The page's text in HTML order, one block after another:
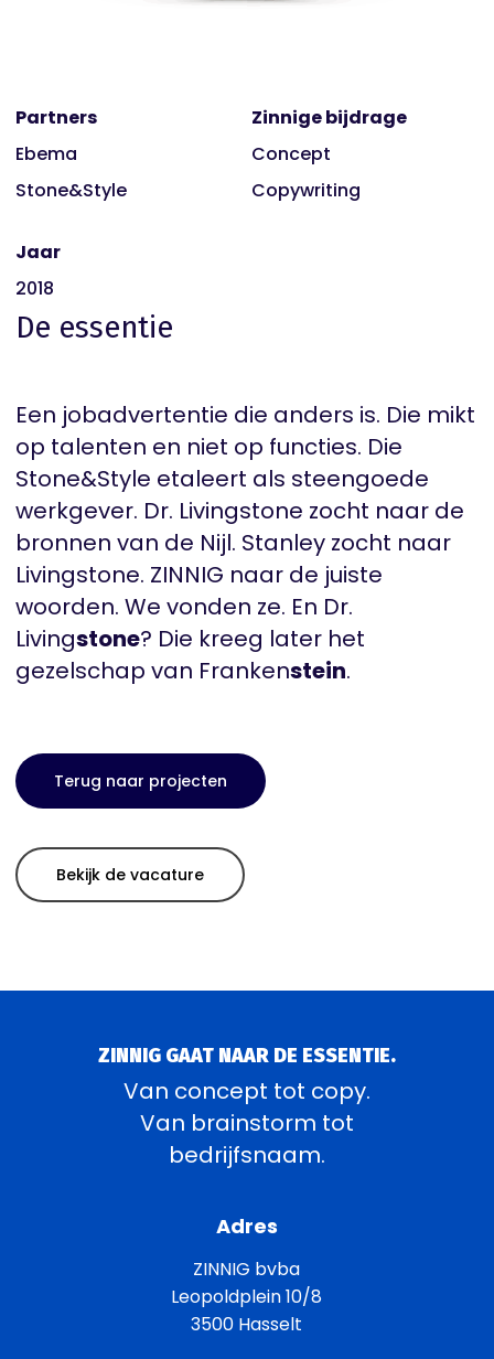
Partners
Ebema
Stone&Style
Jaar
2018
Zinnige bijdrage
Concept
Copywriting
De essentie
Een jobadvertentie die anders is. Die mikt
op talenten en niet op functies. Die
Stone&Style etaleert als steengoede
werkgever. Dr. Livingstone zocht naar de
bronnen van de Nijl. Stanley zocht naar
Livingstone. ZINNIG naar de juiste
woorden. We vonden ze. En Dr.
Livingstone? Die kreeg later het
gezelschap van Frankenstein.
Terug naar projecten
Bekijk de vacature
ZINNIG GAAT NAAR DE ESSENTIE.
Van concept tot copy.
Van brainstorm tot
bedrijfsnaam.
Adres
ZINNIG bvba
Leopoldplein 10/8
3500 Hasselt